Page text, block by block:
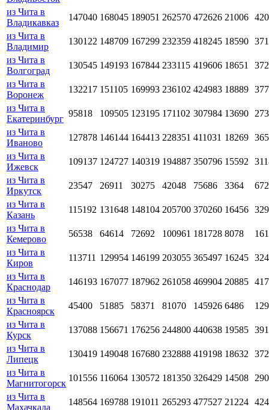
из Чита в
Владикавказ
147040 168045 189051 262570 472626 21006
из Чита в
Владимир
130122 148709 167299 232359 418245 18590
из Чита в
Волгоград
130545 149193 167844 233115 419606 18651
из Чита в
Воронеж
132217 151105 169993 236102 424983 18889
из Чита в
Екатеринбург
95818 109505 123195 171102 307984 13690
из Чита в
Иваново
127878 146144 164413 228351 411031 18269
из Чита в
Ижевск
109137 124727 140319 194887 350796 15592
из Чита в
Иркутск
23547 26911 30275 42048 75686 3364
из Чита в
Казань
115192 131648 148104 205700 370260 16456
из Чита в
Кемерово
56538 64614 72692 100961 181728 8078
из Чита в
Киров
113711 129954 146199 203055 365497 16245
из Чита в
Краснодар
146193 167077 187962 261058 469904 20885
из Чита в
Красноярск
45400 51885 58371 81070 145926 6486
из Чита в
Курск
137088 156671 176256 244800 440638 19585
из Чита в
Липецк
130419 149048 167680 232888 419198 18632
из Чита в
Магнитогорск
101556 116064 130572 181350 326429 14508
из Чита в
Махачкала
148564 169788 191011 265293 477527 21224